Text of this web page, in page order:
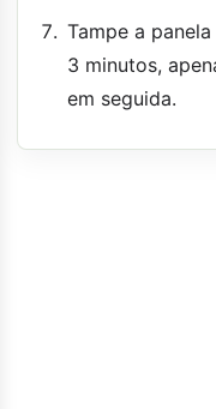
Tampe a
3 minutos,
em seguida.